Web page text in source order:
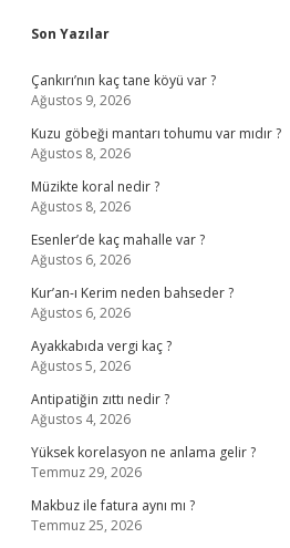
Sidebar
Son Yazılar
Çankırı’nın kaç tane köyü var ?
Ağustos 9, 2026
Kuzu göbeği mantarı tohumu var mıdır ?
Ağustos 8, 2026
Müzikte koral nedir ?
Ağustos 8, 2026
Esenler’de kaç mahalle var ?
Ağustos 6, 2026
Kur’an-ı Kerim neden bahseder ?
Ağustos 6, 2026
Ayakkabıda vergi kaç ?
Ağustos 5, 2026
Antipatiğin zıttı nedir ?
Ağustos 4, 2026
Yüksek korelasyon ne anlama gelir ?
Temmuz 29, 2026
Makbuz ile fatura aynı mı ?
Temmuz 25, 2026